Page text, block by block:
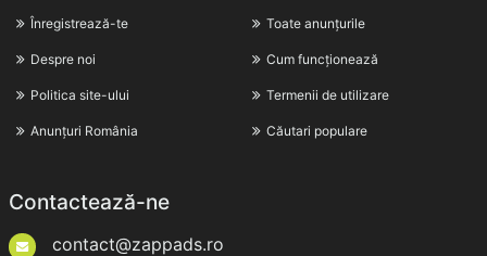
Înregistrează-te
Despre noi
Politica site-ului
Anunțuri România
Toate anunțurile
Cum funcționează
Termenii de utilizare
Căutari populare
Contactează-ne
contact@zappads.ro